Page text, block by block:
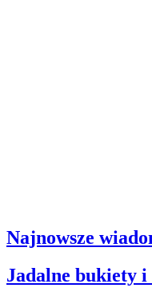
Najnowsze
Jadalne bukiety